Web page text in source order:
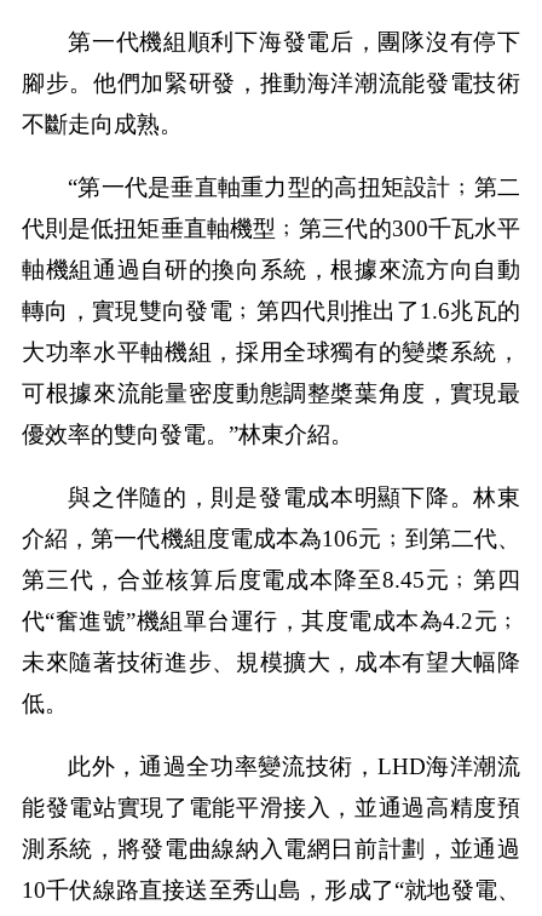
第一代機組順利下海發電后，團隊沒有停下
腳步。他們加緊研發，推動海洋潮流能發電技術
不斷走向成熟。
“第一代是垂直軸重力型的高扭矩設計﹔第二
代則是低扭矩垂直軸機型﹔第三代的300千瓦水平
軸機組通過自研的換向系統，根據來流方向自動
轉向，實現雙向發電﹔第四代則推出了1.6兆瓦的
大功率水平軸機組，採用全球獨有的變槳系統，
可根據來流能量密度動態調整槳葉角度，實現最
優效率的雙向發電。”林東介紹。
與之伴隨的，則是發電成本明顯下降。林東
介紹，第一代機組度電成本為106元﹔到第二代、
第三代，合並核算后度電成本降至8.45元﹔第四
代“奮進號”機組單台運行，其度電成本為4.2元﹔
未來隨著技術進步、規模擴大，成本有望大幅降
低。
此外，通過全功率變流技術，LHD海洋潮流
能發電站實現了電能平滑接入，並通過高精度預
測系統，將發電曲線納入電網日前計劃，並通過
10千伏線路直接送至秀山島，形成了“就地發電、